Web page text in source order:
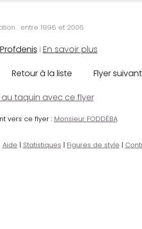
: entre 1996 et 2006
Profdenis | En savoir plus
Retour à la liste Flyer
taquin avec ce flyer
vers ce flyer : Monsieur FODDÉBA
Aide | Statistiques | Figures de style |